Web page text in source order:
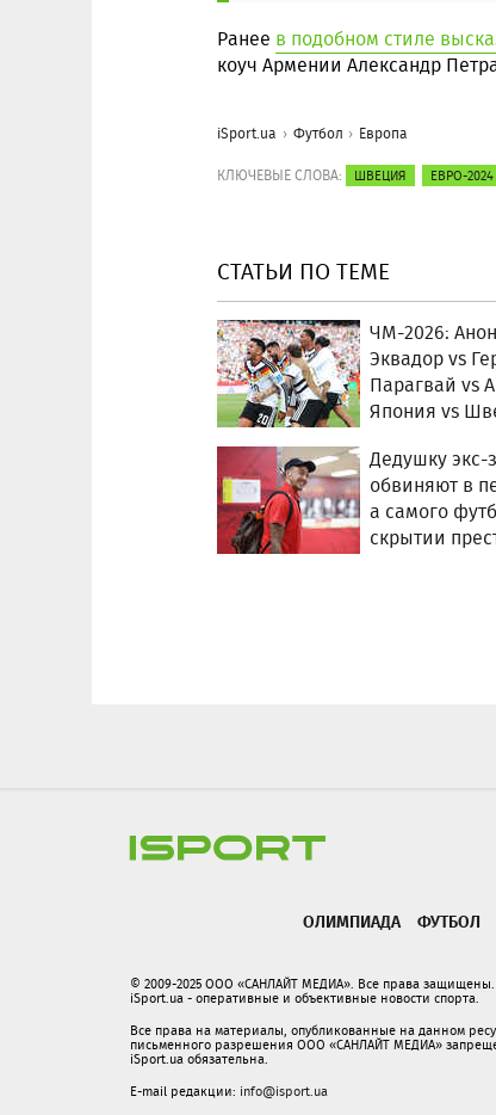
Ранее в подобном стиле
коуч Армении Александр
iSport.ua Футбол Европа
КЛЮЧЕВЫЕ СЛОВА: ШВЕЦИЯ ЕВРО-2024
СТАТЬИ ПО ТЕМЕ
ЧМ-2026:
Эквадор vs
Парагвай vs
Япония vs
Дедушку
обвиняют в
а самого
скрытии
ОЛИМПИАДА ФУТБОЛ
© 2009-2025 ООО «САНЛАЙТ МЕДИА». Все права защищены.
iSport.ua - оперативные и объективные новости спорта.
Все права на материалы, опубликованные на данном
письменного разрешения ООО «САНЛАЙТ МЕДИА»
iSport.ua обязательна.
E-mail редакции: info@isport.ua